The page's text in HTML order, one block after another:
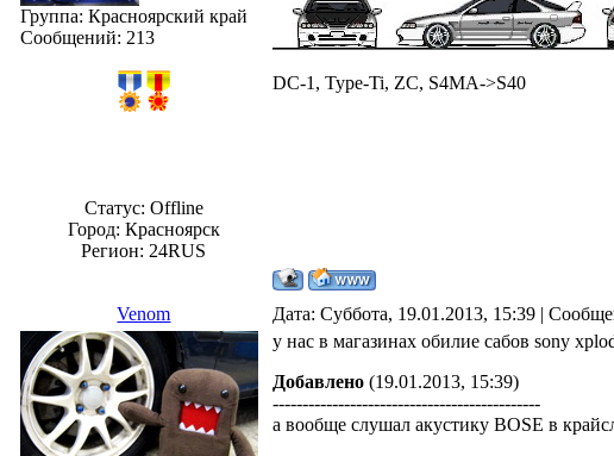
Группа: Красноярский край
Сообщений: 213
Статус: Offline
Город: Красноярск
Регион: 24RUS
DC-1, Type-Ti, ZC, S4MA->S40
Venom Дата: Суббота, 19.01.2013, 15:39 |
у нас в магазинах обилие сабов sony
Добавлено (19.01.2013, 15:39)
---------------------------------------------
а вообще слушал акустику BOSE в